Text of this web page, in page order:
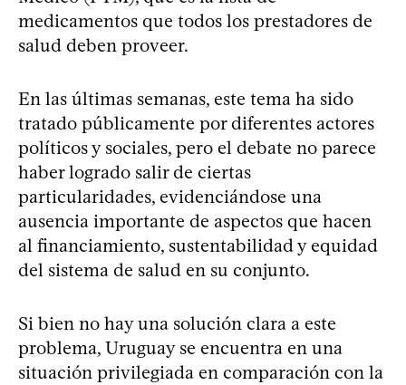
medicamentos que todos los prestadores de
salud deben proveer.
En las últimas semanas, este tema ha sido
tratado públicamente por diferentes actores
políticos y sociales, pero el debate no parece
haber logrado salir de ciertas
particularidades, evidenciándose una
ausencia importante de aspectos que hacen
al financiamiento, sustentabilidad y equidad
del sistema de salud en su conjunto.
Si bien no hay una solución clara a este
problema, Uruguay se encuentra en una
situación privilegiada en comparación con la